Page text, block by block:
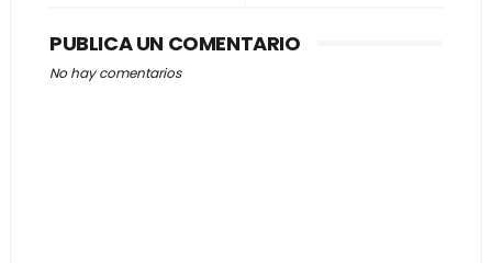
PUBLICA UN COMENTARIO
No hay comentarios